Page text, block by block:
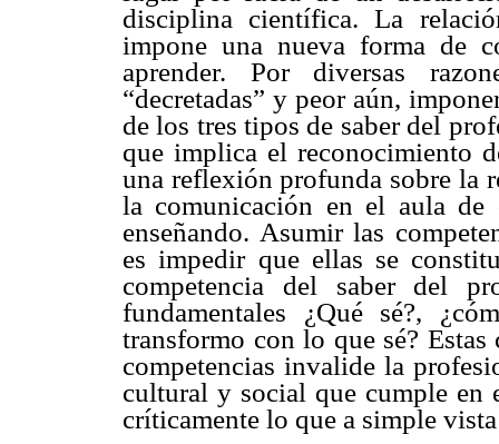
disciplina científica. La
impone una nueva forma de
aprender. Por diversas
“decretadas” y peor aún,
de los tres tipos de saber del
que implica el reconocimiento
una reflexión profunda sobre la
la comunicación en el aula
enseñando. Asumir las
es impedir que ellas se
competencia del saber del
fundamentales ¿Qué sé?,
transformo con lo que sé?
competencias invalide la
cultural y social que cumple en
críticamente lo que a simple